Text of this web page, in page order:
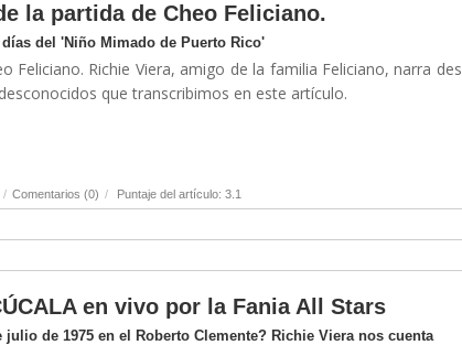
la partida de Cheo Feliciano.
del 'Niño Mimado de Puerto Rico'
Feliciano. Richie Viera, amigo de la familia Feliciano, narra
que transcribimos en este artículo.
/ Comentarios (0) / Puntaje del artículo: 3.1
en vivo por la Fania All Stars
de 1975 en el Roberto Clemente? Richie Viera nos cuenta